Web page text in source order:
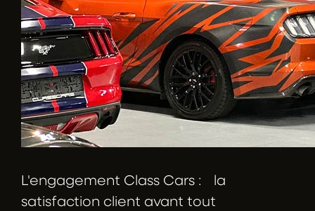
L'engagement Class Cars : la
satisfaction client avant tout